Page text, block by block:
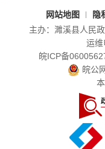
网站地图 隐
主办：濉溪县人民
运维
皖ICP备
皖公